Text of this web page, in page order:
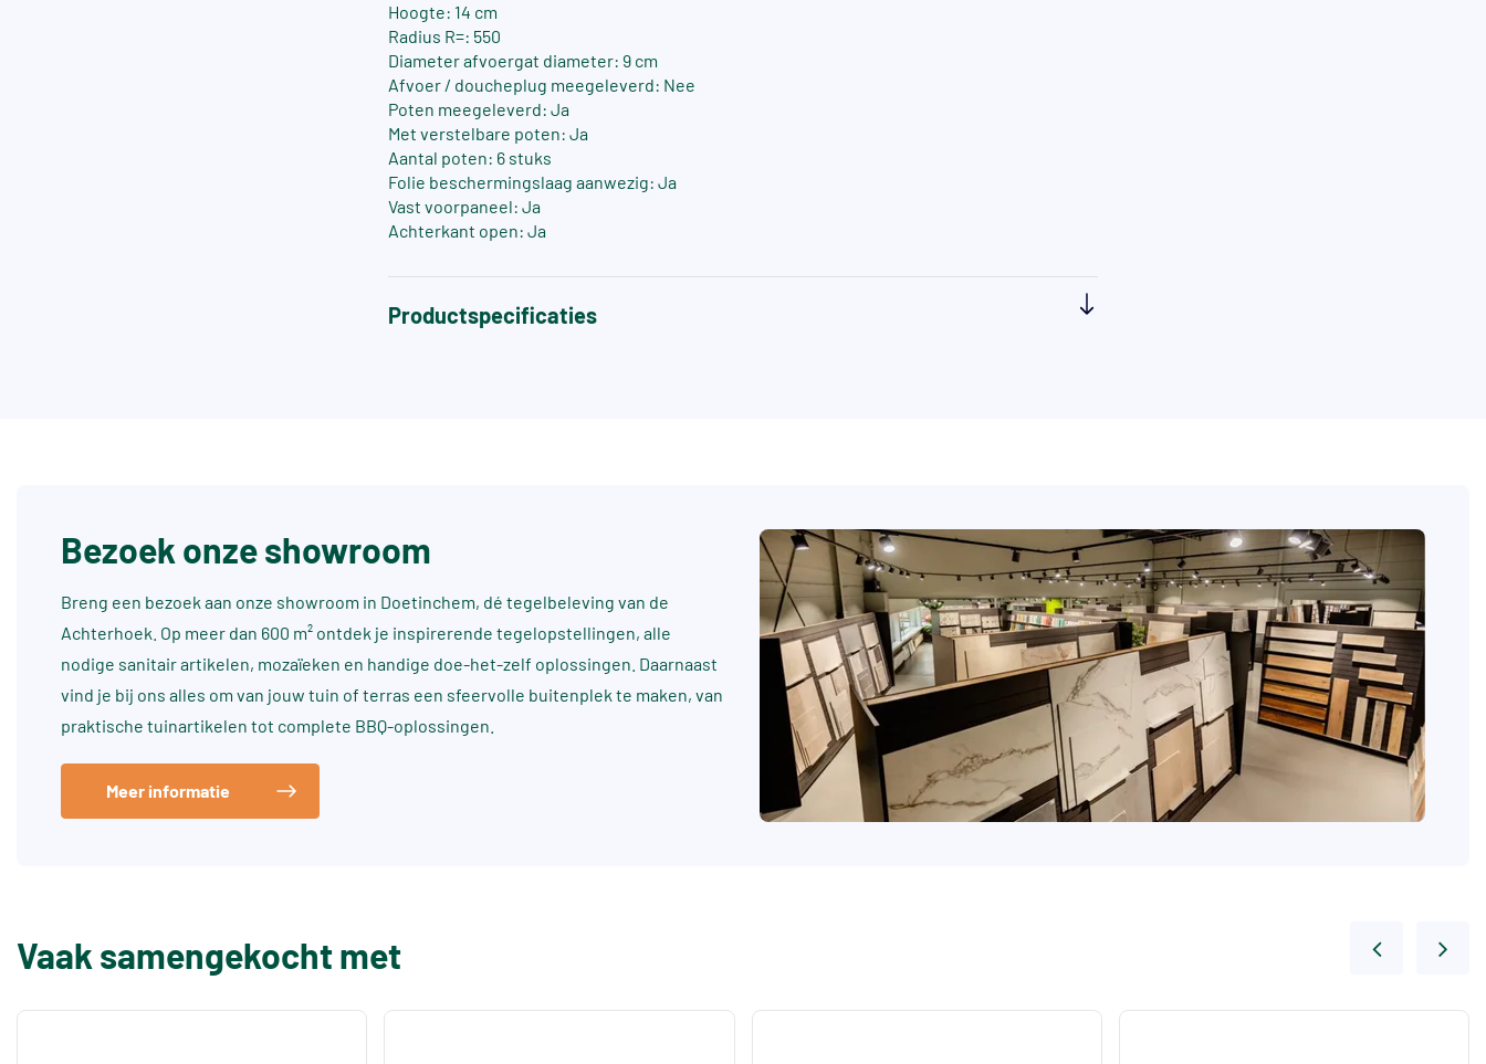
Hoogte: 14 cm
Radius R=: 550
Diameter afvoergat diameter: 9 cm
Afvoer / doucheplug meegeleverd: Nee
Poten meegeleverd: Ja
Met verstelbare poten: Ja
Aantal poten: 6 stuks
Folie beschermingslaag aanwezig: Ja
Vast voorpaneel: Ja
Achterkant open: Ja
Productspecificaties
Bezoek onze showroom
Breng een bezoek aan onze showroom in Doetinchem, dé tegelbeleving van de
Achterhoek. Op meer dan 600 m² ontdek je inspirerende tegelopstellingen, alle
nodige sanitair artikelen, mozaïeken en handige doe-het-zelf oplossingen. Daarnaast
vind je bij ons alles om van jouw tuin of terras een sfeervolle buitenplek te maken, van
praktische tuinartikelen tot complete BBQ-oplossingen.
Meer informatie
Vaak samengekocht met